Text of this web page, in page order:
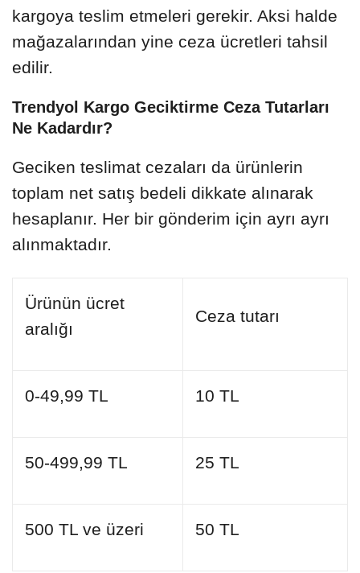
kargoya teslim etmeleri gerekir. Aksi halde
mağazalarından yine ceza ücretleri tahsil
edilir.
Trendyol Kargo Geciktirme Ceza Tutarları
Ne Kadardır?
Geciken teslimat cezaları da ürünlerin
toplam net satış bedeli dikkate alınarak
hesaplanır. Her bir gönderim için ayrı ayrı
alınmaktadır.
Ürünün ücret
aralığı
Ceza tutarı
0-49,99 TL 10 TL
50-499,99 TL 25 TL
500 TL ve üzeri 50 TL